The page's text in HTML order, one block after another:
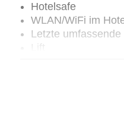
Hotelsafe
WLAN/WiFi im
Letzte
Lift